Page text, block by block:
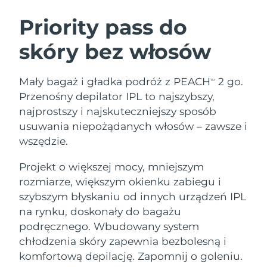
Priority pass do
skóry bez włosów
Mały bagaż i gładka podróż z PEACHTM
2 go.
Przenośny depilator IPL to najszybszy,
najprostszy i najskuteczniejszy sposób
usuwania niepożądanych włosów – zawsze i
wszędzie.
Projekt o większej mocy, mniejszym
rozmiarze, większym okienku zabiegu i
szybszym błyskaniu od innych urządzeń IPL
na rynku, doskonały do bagażu
podręcznego. Wbudowany system
chłodzenia skóry zapewnia bezbolesną i
komfortową depilację. Zapomnij o goleniu.
URODY
Oczyszczanie twarzy
LUNA™ 4 zestaw
Anti-aging massage
LUNA™ 4 Plus
Massage, LED heating
LUNA™ 4 Men
For men, anti-aging massage
Lifting twarzy
BEAR™ 2 zestaw
Microcurrent toning
BEAR™ 2 go
Microcurrent toning on-the-go
BEAR™ 2 eyes & lips
Microcurrent line smoothing device
UFO™ 3 zestaw
Deep facial hydration
UFO™ 3 LED
Near-infrared and red light therapy
device
issa™ 4
Hybrid silicone sonic toothbrush
issa™ 4 plus
Smart hybrid silicone sonic toothbrush
FAQ™ ZABIEG ANTI-AGING
Anti-aging Zabiegi LED
NEW
Australia
Oczekiwany czas dostawy
Austria
Oczekiwany czas dostawy
8/12/26
Bahrajn
Oczekiwany czas dostawy
8/13/26
Bermudy
Oczekiwany czas dostawy
8/18/26
Bośnia i
Hercegowina
Oczekiwany czas dostawy
8/15/26
Oczekiwany czas dostawy